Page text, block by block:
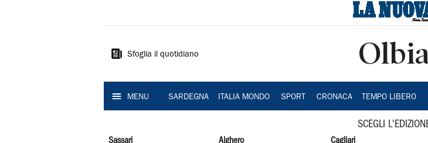
Sardegna
Sfoglia il quotidiano
MENU SARDEGNA ITALIA MONDO SPORT CRONACA TEMPO LIBERO
SCEGLI
Sassari Alghero Cagliari